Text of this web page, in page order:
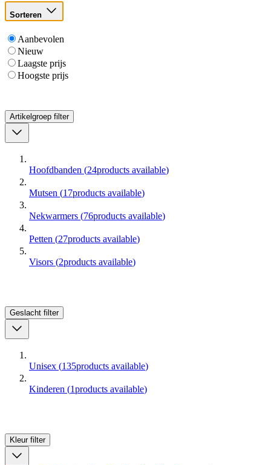
Sorteren
Aanbevolen
Nieuw
Laagste prijs
Hoogste prijs
Artikelgroep filter
Hoofdbanden (24products available)
Mutsen (17products available)
Nekwarmers (76products available)
Petten (27products available)
Visors (2products available)
Geslacht filter
Unisex (135products available)
Kinderen (1products available)
Kleur filter